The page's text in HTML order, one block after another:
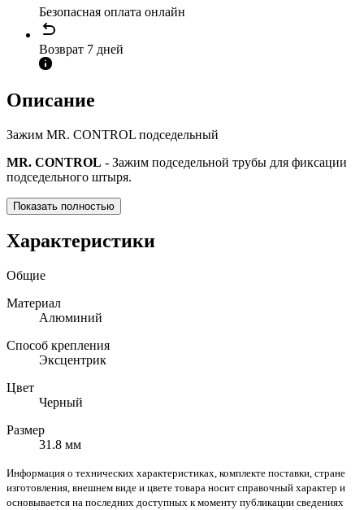
Безопасная оплата онлайн
Возврат 7 дней
Описание
Зажим MR. CONTROL подседельный
MR. CONTROL - Зажим подседельной трубы для фиксации
подседельного штыря.
Показать полностью
Характеристики
Общие
Материал
Алюминий
Способ крепления
Эксцентрик
Цвет
Черный
Размер
31.8 мм
Информация о технических характеристиках, комплекте поставки, стране
изготовления, внешнем виде и цвете товара носит справочный характер и
основывается на последних доступных к моменту публикации сведениях